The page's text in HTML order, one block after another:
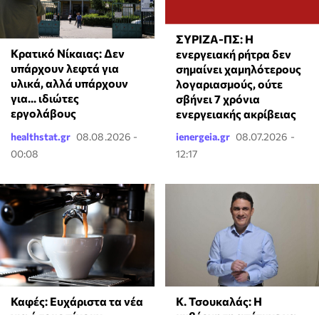
Κρατικό Νίκαιας: Δεν
υπάρχουν λεφτά για
υλικά, αλλά υπάρχουν
για... ιδιώτες
εργολάβους
healthstat.gr 08.08.2026 -
00:08
ΣΥΡΙΖΑ-ΠΣ: Η
ενεργειακή ρήτρα δεν
σημαίνει χαμηλότερους
λογαριασμούς, ούτε
σβήνει 7 χρόνια
ενεργειακής ακρίβειας
ienergeia.gr 08.07.2026 -
12:17
Καφές: Ευχάριστα τα νέα
Κ. Τσουκαλάς: Η